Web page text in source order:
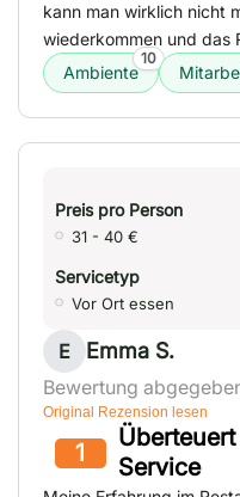
kann man wirklich nicht
wiederkommen und das
Ambiente
10
Preis pro Person
31 - 40 €
Servicetyp
Vor Ort essen
E Emma S.
Bewertung
Original Rezension lesen
1
Service